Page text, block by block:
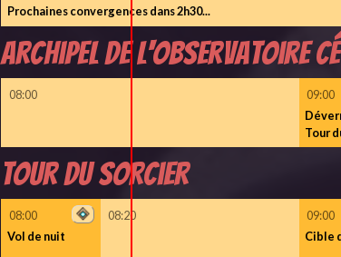
Prochaines convergences dans 2h30...
Archipel de l'observatoire
08:00
09:00
Tour
Tour du sorcier
08:00
Vol de nuit
08:20
09:00
Cible